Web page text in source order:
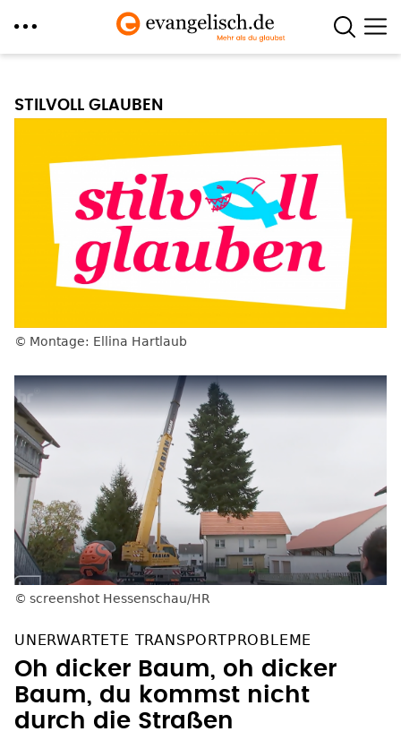
Inhalt
STILVOLL GLAUBEN
Montage: Ellina Hartlaub
screenshot Hessenschau/HR
UNERWARTETE TRANSPORTPROBLEME
Oh dicker Baum, oh dicker
Baum, du kommst nicht
durch die Straßen